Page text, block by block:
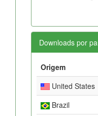
Downloads por
Origem
United States
Brazil